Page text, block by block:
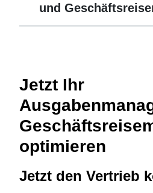
und
Jetzt Ihr
optimieren
Jetzt den Vertrieb